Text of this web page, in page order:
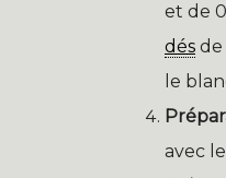
et de
dés de
le
avec